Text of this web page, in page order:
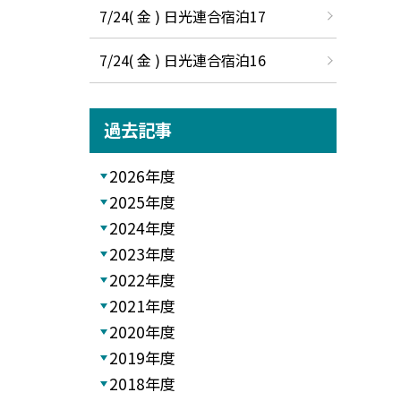
7/24( 金 ) 日光連合宿泊17
7/24( 金 ) 日光連合宿泊16
過去記事
2026年度
2025年度
2024年度
2023年度
2022年度
2021年度
2020年度
2019年度
2018年度